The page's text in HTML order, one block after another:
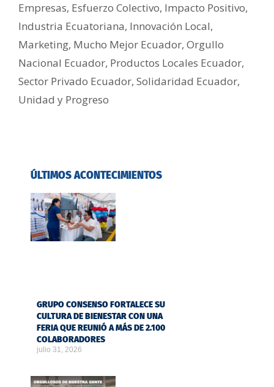
Empresas, Esfuerzo Colectivo, Impacto Positivo,
Industria Ecuatoriana, Innovación Local,
Marketing, Mucho Mejor Ecuador, Orgullo
Nacional Ecuador, Productos Locales Ecuador,
Sector Privado Ecuador, Solidaridad Ecuador,
Unidad y Progreso
ÚLTIMOS ACONTECIMIENTOS
GRUPO CONSENSO FORTALECE SU
CULTURA DE BIENESTAR CON UNA
FERIA QUE REUNIÓ A MÁS DE 2.100
COLABORADORES
julio 31, 2026